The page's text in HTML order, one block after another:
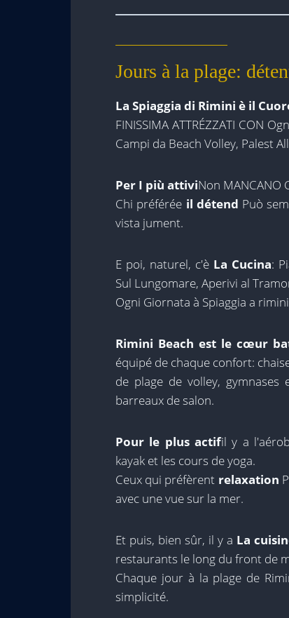
Jours à la plage:
La Spiaggia di Rimini è il
FINISSIMA ATTRÉZZATI CON
Campi da Beach Volley, Palest
Per I più attiviNon MANCANO
Chi préférée il détend Può
vista jument.
E poi, naturel, c'è La Cucina:
Sul Lungomare, Aperivi al
Ogni Giornata à Spiaggia a
Rimini Beach est le cœur
équipé de chaque confort:
de plage de volley,
barreaux de salon.
Pour le plus actifil y a
kayak et les cours de yoga.
Ceux qui préfèrent relaxation
avec une vue sur la mer.
Et puis, bien sûr, il y a La
restaurants le long du front de
Chaque jour à la plage de
simplicité.